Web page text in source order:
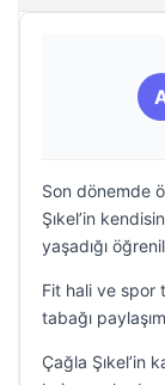
Son dönemde
Şıkel’in
yaşadığı
Fit hali ve spor
tabağı
Çağla Şıkel’in